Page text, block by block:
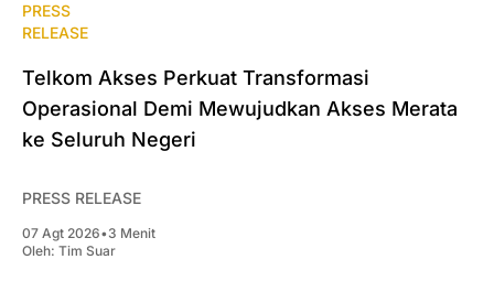
PRESS
RELEASE
Telkom Akses Perkuat Transformasi
Operasional Demi Mewujudkan Akses Merata
ke Seluruh Negeri
PRESS RELEASE
07 Agt 2026•3 Menit
Oleh: Tim Suar